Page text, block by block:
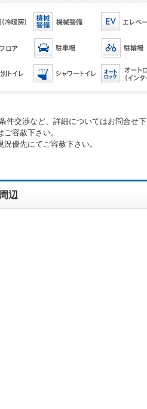
交渉など、詳細についてはお問合せ下
容赦下さい。
優先にてご容赦下さい。
辺